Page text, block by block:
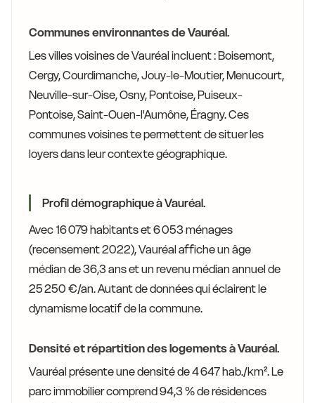
Communes environnantes de Vauréal.
Les villes voisines de Vauréal incluent : Boisemont,
Cergy, Courdimanche, Jouy-le-Moutier, Menucourt,
Neuville-sur-Oise, Osny, Pontoise, Puiseux-
Pontoise, Saint-Ouen-l'Aumône, Éragny. Ces
communes voisines te permettent de situer les
loyers dans leur contexte géographique.
Profil démographique à Vauréal.
Avec 16 079 habitants et 6 053 ménages
(recensement 2022), Vauréal affiche un âge
médian de 36,3 ans et un revenu médian annuel de
25 250 €/an. Autant de données qui éclairent le
dynamisme locatif de la commune.
Densité et répartition des logements à Vauréal.
Vauréal présente une densité de 4 647 hab./km². Le
parc immobilier comprend 94,3 % de résidences